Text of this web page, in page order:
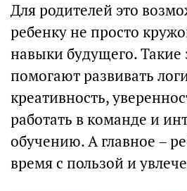
Для родителей это
ребенку не просто
навыки будущего. Такие
помогают развивать
креативность,
работать в команде и
обучению. А главное –
время с пользой и